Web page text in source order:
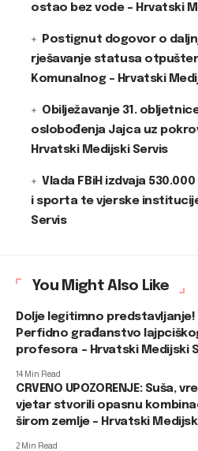
ostao bez vode – Hrvatski
Postignut dogovor o
rješavanje statusa
Komunalnog – Hrvatski
Obilježavanje 31.
oslobođenja Jajca uz
Hrvatski Medijski Servis
Vlada FBiH izdvaja
i sporta te vjerske
Servis
You Might Also Like
Dolje legitimno predstavljanje!
Perfidno građanstvo
profesora – Hrvatski Medijski
14 Min Read
CRVENO UPOZORENJE: Suša,
vjetar stvorili opasnu
širom zemlje – Hrvatski
2 Min Read